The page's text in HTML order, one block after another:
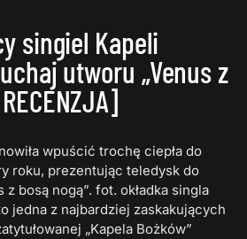
singiel Kapeli
utworu „Venus z
wpuścić trochę ciepła do
roku, prezentując teledysk do
z bosą nogą”. fot. okładka singla
jedna z najbardziej zaskakujących
„Kapela Bożków”